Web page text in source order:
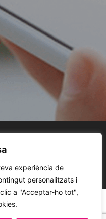
experiència de
personalitzats i
a "Acceptar-ho tot",
POLÍTICA DE PRIVACIDAD